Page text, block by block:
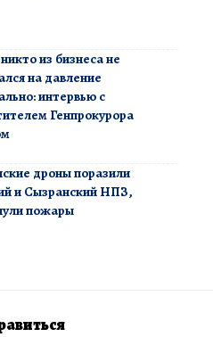
из бизнеса не
на давление
интервью с
Генпрокурора
дроны поразили
и Сызранский НПЗ,
пожары